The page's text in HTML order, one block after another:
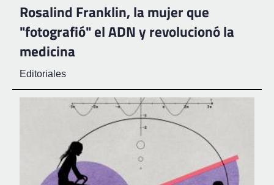
Rosalind Franklin, la mujer que
"fotografió" el ADN y revolucionó la
medicina
Editoriales